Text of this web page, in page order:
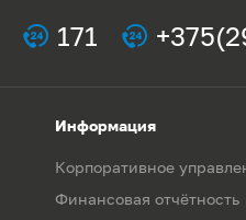
171
Информация
Корпоративное
Финансовая отчётность